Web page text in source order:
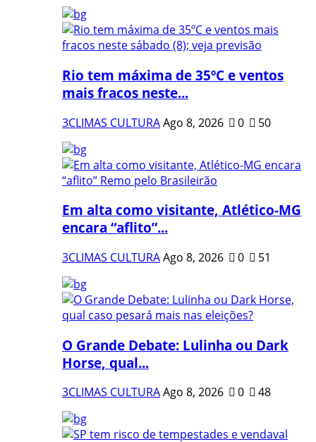
Rio tem máxima de 35ºC e ventos
mais fracos neste...
3CLIMAS CULTURAAgo 8, 2026 0 50
Em alta como visitante, Atlético-MG
encara “aflito”...
3CLIMAS CULTURAAgo 8, 2026 0 51
O Grande Debate: Lulinha ou Dark
Horse, qual...
3CLIMAS CULTURAAgo 8, 2026 0 48